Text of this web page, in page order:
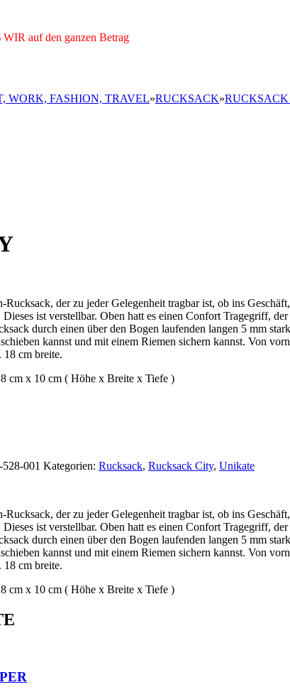
auf den ganzen Betrag
WORK, FASHION, TRAVEL»RUCKSACK»
der zu jeder Gelegenheit tragbar ist, ob ins
Dieses ist verstellbar. Oben hatt es einen Confort Tragegriff,
durch einen über den Bogen laufenden langen 5 mm
kannst und mit einem Riemen sichern kannst. Von
18 cm breite.
cm x 10 cm ( Höhe x Breite x Tiefe )
528-001 Kategorien: Rucksack, Rucksack City, Unikate
der zu jeder Gelegenheit tragbar ist, ob ins
Dieses ist verstellbar. Oben hatt es einen Confort Tragegriff,
durch einen über den Bogen laufenden langen 5 mm
kannst und mit einem Riemen sichern kannst. Von
18 cm breite.
cm x 10 cm ( Höhe x Breite x Tiefe )